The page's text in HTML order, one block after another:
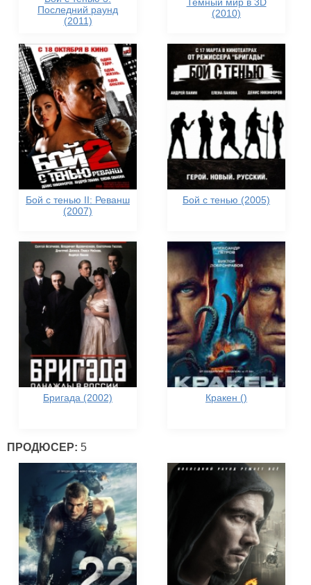
Последний раунд
(2011)
(2010)
Бой с тенью II: Реванш
(2007)
Бой с тенью (2005)
Бригада (2002) Кракен ()
ПРОДЮСЕР: 5